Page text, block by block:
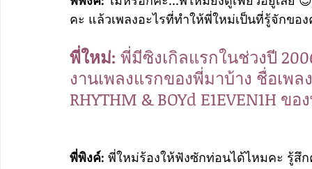
คะ แล้วเพลงอะไรที่ทำให้พี่ใหม่เป็นที่รู้จักขอ
พี่ใหม่: พี่มีซิงเกิลแรกในช่วงปี
งานเพลงแรกของพี่มาบ้าง ชื่อเพ
RHYTHM & BOYd E1EVEN1H
พี่พิงค์: พี่ใหม่ร้องให้ฟังซักท่อนได้ไหมคะ รู้สึ